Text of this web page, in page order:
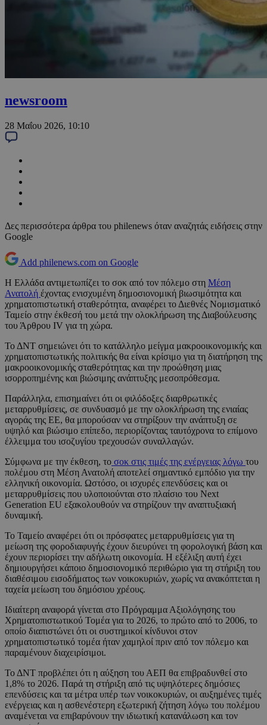
newsroom
28 Μαΐου 2026, 10:10
Δες περισσότερα άρθρα του philenews όταν αναζητάς ειδήσεις στην
Google
Add philenews.com on Google
Η Ελλάδα αντιμετωπίζει το σοκ από τον πόλεμο στη Μέση
Ανατολή έχοντας ενισχυμένη δημοσιονομική βιωσιμότητα και
χρηματοπιστωτική σταθερότητα, αναφέρει το Διεθνές Νομισματικό
Ταμείο στην έκθεσή του μετά την ολοκλήρωση της Διαβούλευσης
του Άρθρου IV για τη χώρα.
Το ΔΝΤ σημειώνει ότι το κατάλληλο μείγμα μακροοικονομικής και
χρηματοπιστωτικής πολιτικής θα είναι κρίσιμο για τη διατήρηση της
μακροοικονομικής σταθερότητας και την προώθηση μιας
ισορροπημένης και βιώσιμης ανάπτυξης μεσοπρόθεσμα.
Παράλληλα, επισημαίνει ότι οι φιλόδοξες διαρθρωτικές
μεταρρυθμίσεις, σε συνδυασμό με την ολοκλήρωση της ενιαίας
αγοράς της ΕΕ, θα μπορούσαν να στηρίξουν την ανάπτυξη σε
υψηλό και βιώσιμο επίπεδο, περιορίζοντας ταυτόχρονα το επίμονο
έλλειμμα του ισοζυγίου τρεχουσών συναλλαγών.
Σύμφωνα με την έκθεση, το σοκ στις τιμές της ενέργειας λόγω του
πολέμου στη Μέση Ανατολή αποτελεί σημαντικό εμπόδιο για την
ελληνική οικονομία. Ωστόσο, οι ισχυρές επενδύσεις και οι
μεταρρυθμίσεις που υλοποιούνται στο πλαίσιο του Next
Generation EU εξακολουθούν να στηρίζουν την αναπτυξιακή
δυναμική.
Το Ταμείο αναφέρει ότι οι πρόσφατες μεταρρυθμίσεις για τη
μείωση της φοροδιαφυγής έχουν διευρύνει τη φορολογική βάση και
έχουν περιορίσει την αδήλωτη οικονομία. Η εξέλιξη αυτή έχει
δημιουργήσει κάποιο δημοσιονομικό περιθώριο για τη στήριξη του
διαθέσιμου εισοδήματος των νοικοκυριών, χωρίς να ανακόπτεται η
ταχεία μείωση του δημόσιου χρέους.
Ιδιαίτερη αναφορά γίνεται στο Πρόγραμμα Αξιολόγησης του
Χρηματοπιστωτικού Τομέα για το 2026, το πρώτο από το 2006, το
οποίο διαπιστώνει ότι οι συστημικοί κίνδυνοι στον
χρηματοπιστωτικό τομέα ήταν χαμηλοί πριν από τον πόλεμο και
παραμένουν διαχειρίσιμοι.
Το ΔΝΤ προβλέπει ότι η αύξηση του ΑΕΠ θα επιβραδυνθεί στο
1,8% το 2026. Παρά τη στήριξη από τις υψηλότερες δημόσιες
επενδύσεις και τα μέτρα υπέρ των νοικοκυριών, οι αυξημένες τιμές
ενέργειας και η ασθενέστερη εξωτερική ζήτηση λόγω του πολέμου
αναμένεται να επιβαρύνουν την ιδιωτική κατανάλωση και τον